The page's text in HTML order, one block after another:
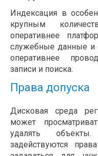
Индексация в
крупным
оперативнее
служебные данные и
оперативнее
записи и поиска.
Права допуска
Дисковая среда
может
удалять
задействуются